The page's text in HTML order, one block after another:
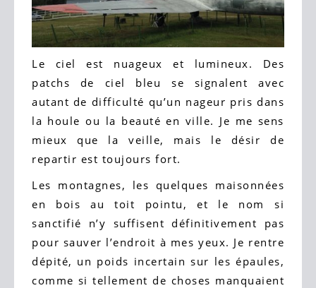
Le ciel est nuageux et lumineux. Des
patchs de ciel bleu se signalent avec
autant de difficulté qu’un nageur pris dans
la houle ou la beauté en ville. Je me sens
mieux que la veille, mais le désir de
repartir est toujours fort.
Les montagnes, les quelques maisonnées
en bois au toit pointu, et le nom si
sanctifié n’y suffisent définitivement pas
pour sauver l’endroit à mes yeux. Je rentre
dépité, un poids incertain sur les épaules,
comme si tellement de choses manquaient